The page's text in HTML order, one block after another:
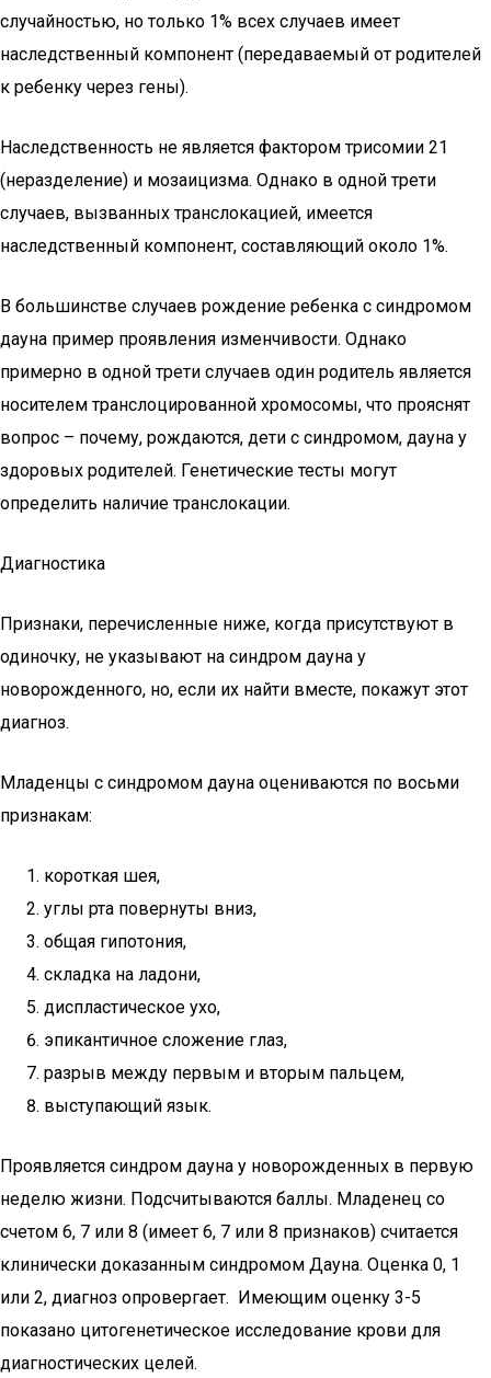
случайностью, но только 1% всех случаев имеет
наследственный компонент (передаваемый от родителей
к ребенку через гены).
Наследственность не является фактором трисомии 21
(неразделение) и мозаицизма. Однако в одной трети
случаев, вызванных транслокацией, имеется
наследственный компонент, составляющий около 1%.
В большинстве случаев рождение ребенка с синдромом
дауна пример проявления изменчивости. Однако
примерно в одной трети случаев один родитель является
носителем транслоцированной хромосомы, что прояснят
вопрос – почему, рождаются, дети с синдромом, дауна у
здоровых родителей. Генетические тесты могут
определить наличие транслокации.
Диагностика
Признаки, перечисленные ниже, когда присутствуют в
одиночку, не указывают на синдром дауна у
новорожденного, но, если их найти вместе, покажут этот
диагноз.
Младенцы с синдромом дауна оцениваются по восьми
признакам:
короткая шея,
углы рта повернуты вниз,
общая гипотония,
складка на ладони,
диспластическое ухо,
эпикантичное сложение глаз,
разрыв между первым и вторым пальцем,
выступающий язык.
Проявляется синдром дауна у новорожденных в первую
неделю жизни. Подсчитываются баллы. Младенец со
счетом 6, 7 или 8 (имеет 6, 7 или 8 признаков) считается
клинически доказанным синдромом Дауна. Оценка 0, 1
или 2, диагноз опровергает. Имеющим оценку 3-5
показано цитогенетическое исследование крови для
диагностических целей.